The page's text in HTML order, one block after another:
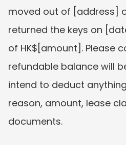
moved out of [address]
returned the keys on
of HK$[amount]. Please
refundable balance will
intend to deduct
reason, amount, lease
documents.